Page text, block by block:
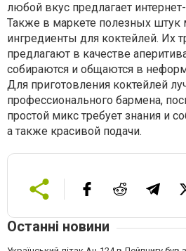
любой вкус предлагает
Также в маркете полезных штук
ингредиенты для коктейлей. Их
предлагают в качестве
собираются и общаются в
Для приготовления коктейлей
профессионального бармена,
простой микс требует знания и
а также красивой подачи.
Останні новини